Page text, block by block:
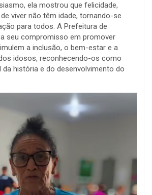
ela mostrou que felicidade,
viver não têm idade, tornando-se
para todos. A Prefeitura de
seu compromisso em promover
a inclusão, o bem-estar e a
idosos, reconhecendo-os como
história e do desenvolvimento do